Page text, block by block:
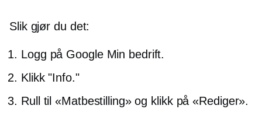
Slik gjør du det:
Logg på Google Min bedrift.
Klikk "Info."
Rull til «Matbestilling» og klikk på «Rediger».